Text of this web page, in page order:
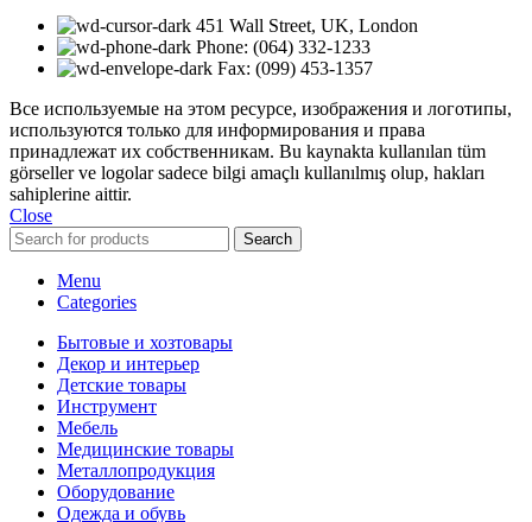
451 Wall Street, UK, London
Phone: (064) 332-1233
Fax: (099) 453-1357
Все используемые на этом ресурсе, изображения и логотипы,
используются только для информирования и права
принадлежат их собственникам. Bu kaynakta kullanılan tüm
görseller ve logolar sadece bilgi amaçlı kullanılmış olup, hakları
sahiplerine aittir.
Close
Search
Menu
Categories
Бытовые и хозтовары
Декор и интерьер
Детские товары
Инструмент
Мебель
Медицинские товары
Металлопродукция
Оборудование
Одежда и обувь